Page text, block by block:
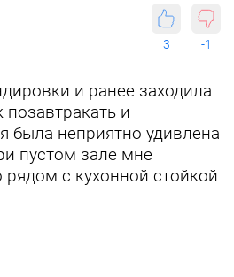
3 -1
и ранее заходила
позавтракать и
была неприятно удивлена
пустом зале мне
с кухонной стойкой